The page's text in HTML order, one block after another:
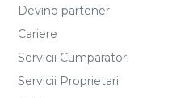
Devino partener
Cariere
Servicii Cumparatori
Servicii Proprietari